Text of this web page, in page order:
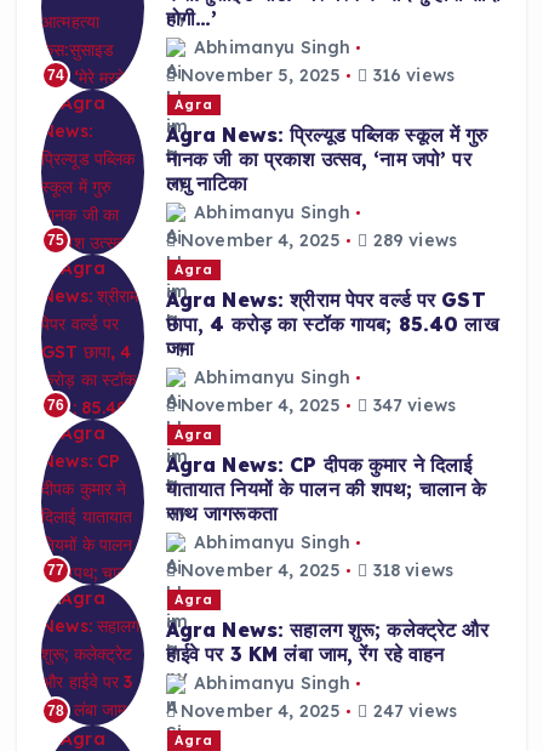
74
होगी…’
Abhimanyu Singh
November 5, 2025
316 views
75
Agra
Agra News: प्रिल्यूड पब्लिक स्कूल में गुरु
नानक जी का प्रकाश उत्सव, ‘नाम जपो’ पर
लघु नाटिका
Abhimanyu Singh
November 4, 2025
289 views
76
Agra
Agra News: श्रीराम पेपर वर्ल्ड पर GST
छापा, 4 करोड़ का स्टॉक गायब; 85.40 लाख
जमा
Abhimanyu Singh
November 4, 2025
347 views
77
Agra
Agra News: CP दीपक कुमार ने दिलाई
यातायात नियमों के पालन की शपथ; चालान के
साथ जागरूकता
Abhimanyu Singh
November 4, 2025
318 views
78
Agra
Agra News: सहालग शुरू; कलेक्ट्रेट और
हाईवे पर 3 KM लंबा जाम, रेंग रहे वाहन
Abhimanyu Singh
November 4, 2025
247 views
Agra